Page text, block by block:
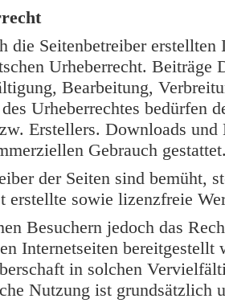
die Seitenbetreiber
Urheberrecht.
Bearbeitung,
Urheberrechtes bedürfen
Erstellers. Downloads
Gebrauch
der Seiten sind bemüht,
erstellte sowie lizenzfreie
Besuchern jedoch das
Internetseiten
in solchen
Nutzung ist grundsätzlich